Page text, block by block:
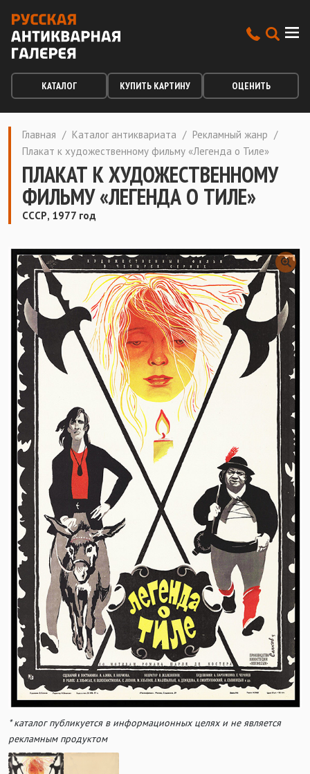
КАТАЛОГ КУПИТЬ КАРТИНУ ОЦЕНИТЬ
Главная / Каталог антиквариата / Рекламный жанр /
Плакат к художественному фильму «Легенда о Тиле»
ПЛАКАТ К ХУДОЖЕСТВЕННОМУ
ФИЛЬМУ «ЛЕГЕНДА О ТИЛЕ»
СССР, 1977 год
* каталог публикуется в информационных целях и не является
рекламным продуктом